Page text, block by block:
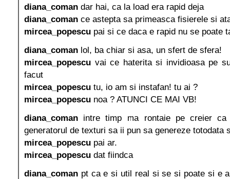
diana_coman dar hai, ca la load era rapid deja
diana_coman ce astepta sa primeasca fisierele si
mircea_popescu pai si ce daca e rapid nu se poate
diana_coman lol, ba chiar si asa, un sfert de sfera!
mircea_popescu vai ce haterita si invidioasa pe
facut
mircea_popescu tu, io am si instafan! tu ai ?
mircea_popescu noa ? ATUNCI CE MAI VB!
diana_coman intre timp ma rontaie pe creier
generatorul de texturi sa ii pun sa genereze totodata
mircea_popescu pai ar.
mircea_popescu dat fiindca
diana_coman pt ca e si util real si se si poate si e